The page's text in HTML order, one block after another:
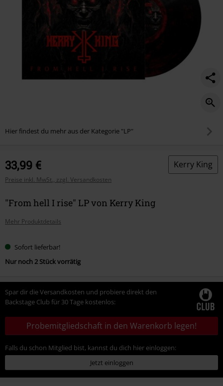
Hier findest du mehr aus der Kategorie "LP"
33,99 €
Preise inkl. MwSt., zzgl. Versandkosten
Kerry King
"From hell I rise" LP von Kerry King
Mehr Produktdetails
Sofort lieferbar!
Nur noch 2 Stück vorrätig
Spar dir die Versandkosten und probiere direkt den
Backstage Club für 30 Tage kostenlos:
Probemitgliedschaft in den Warenkorb legen!
Falls du schon Mitglied bist, kannst du dich hier einloggen:
Jetzt einloggen